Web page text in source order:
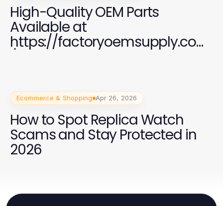
High-Quality OEM Parts
Available at
https://factoryoemsupply.com
Ecommerce & Shopping Apr 26, 2026
How to Spot Replica Watch
Scams and Stay Protected in
2026